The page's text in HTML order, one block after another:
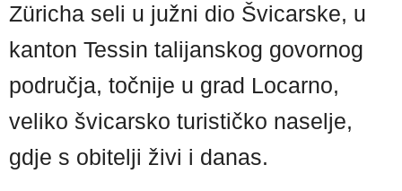
Züricha seli u južni dio Švicarske, u
kanton Tessin talijanskog govornog
područja, točnije u grad Locarno,
veliko švicarsko turističko naselje,
gdje s obitelji živi i danas.